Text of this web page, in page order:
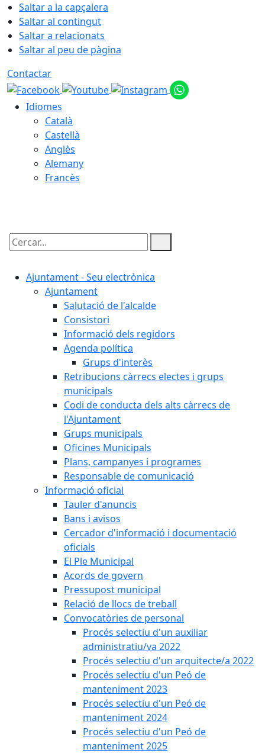
Saltar a la capçalera
Saltar al contingut
Saltar a relacionats
Saltar al peu de pàgina
Contactar
Idiomes
Català
Castellà
Anglès
Alemany
Francès
Cercar:
Ajuntament - Seu electrònica
Ajuntament
Salutació de l'alcalde
Consistori
Informació dels regidors
Agenda política
Grups d'interès
Retribucions càrrecs electes i grups
municipals
Codi de conducta dels alts càrrecs de
l'Ajuntament
Grups municipals
Oficines Municipals
Plans, campanyes i programes
Responsable de comunicació
Informació oficial
Tauler d'anuncis
Bans i avisos
Cercador d'informació i documentació
oficials
El Ple Municipal
Acords de govern
Pressupost municipal
Relació de llocs de treball
Convocatòries de personal
Procés selectiu d'un auxiliar
administratiu/va 2022
Procés selectiu d'un arquitecte/a 2022
Procés selectiu d'un Peó de
manteniment 2023
Procés selectiu d'un Peó de
manteniment 2024
Procés selectiu d'un Peó de
manteniment 2025